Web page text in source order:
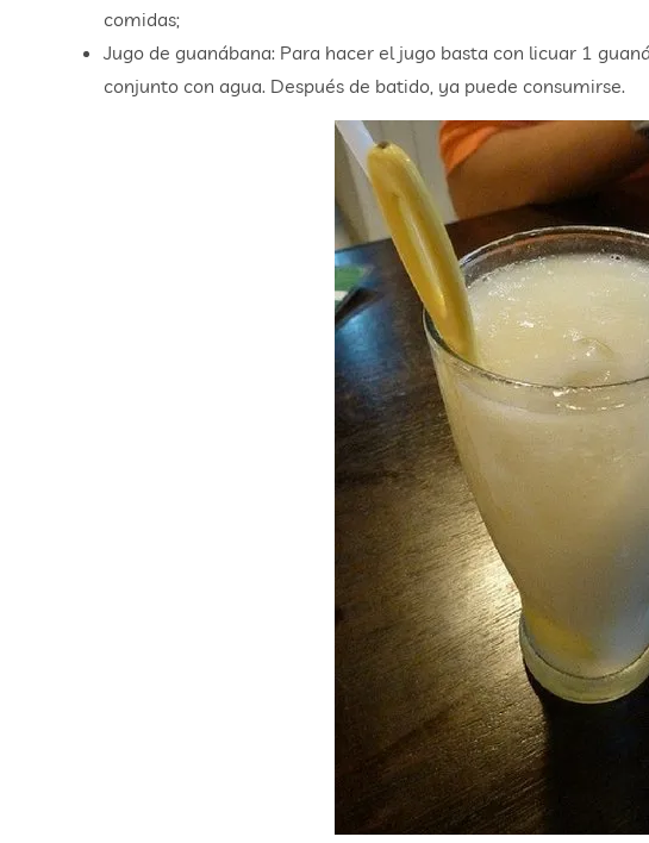
comidas;
Jugo de guanábana: Para hacer el jugo basta con licuar 1
conjunto con agua. Después de batido, ya puede consumirse.